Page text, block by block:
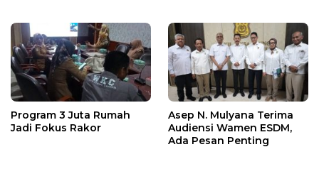
Program 3 Juta Rumah
Jadi Fokus Rakor
Asep N. Mulyana Terima
Audiensi Wamen ESDM,
Ada Pesan Penting